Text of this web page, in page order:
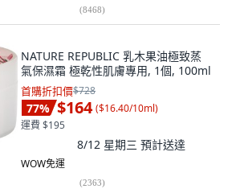
(8468)
NATURE REPUBLIC 乳木果油極致蒸
氣保濕霜 極乾性肌膚專用, 1個, 100ml
首購折扣價$728
77% $164 ($16.40/10ml)
運費 $195
8/12 星期三 預計送達
WOW免運
(2363)